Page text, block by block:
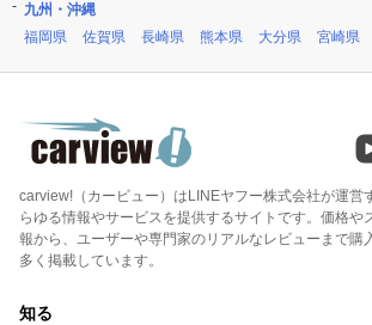
九州・沖縄
福岡県
佐賀県 長崎県 熊本県 大分県 宮崎県
carview!（カービュー）はLINEヤフー株式会社が運営
らゆる情報やサービスを提供するサイトです。価格や
報から、ユーザーや専門家のリアルなレビューまで購
多く掲載しています。
知る